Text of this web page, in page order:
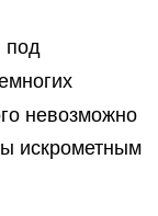
под
невозможно
искрометным